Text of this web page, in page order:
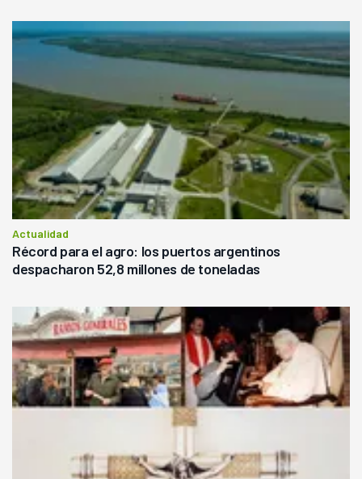
Actualidad
Récord para el agro: los puertos argentinos
despacharon 52,8 millones de toneladas